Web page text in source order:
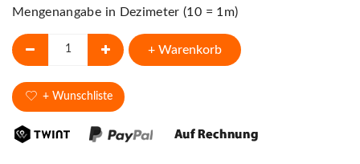
Mengenangabe in Dezimeter (10 = 1m)
+ Warenkorb
+ Wunschliste